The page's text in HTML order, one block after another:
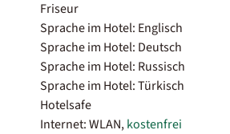
Friseur
Sprache im Hotel: Englisch
Sprache im Hotel: Deutsch
Sprache im Hotel: Russisch
Sprache im Hotel: Türkisch
Hotelsafe
Internet: WLAN,kostenfrei